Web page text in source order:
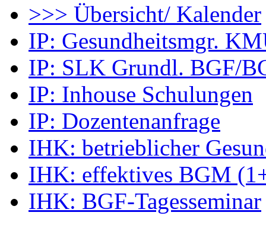
>>> Übersicht/ Kalender
IP: Gesundheitsmgr.
IP: SLK Grundl. BGF/
IP: Inhouse Schulungen
IP: Dozentenanfrage
IHK: betrieblicher
IHK: effektives BGM
IHK: BGF-Tagesseminar